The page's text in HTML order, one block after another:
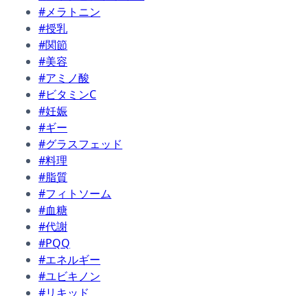
#メラトニン
#授乳
#関節
#美容
#アミノ酸
#ビタミンC
#妊娠
#ギー
#グラスフェッド
#料理
#脂質
#フィトソーム
#血糖
#代謝
#PQQ
#エネルギー
#ユビキノン
#リキッド